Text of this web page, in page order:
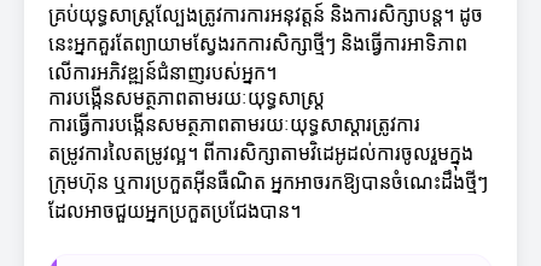
គ្រប់យុទ្ធសាស្ត្រល្បែងត្រូវការការអនុវត្តន៍ និងការសិក្សាបន្ត។ ដូច
នេះអ្នកគួរតែព្យាយាមស្វែងរកការសិក្សាថ្មីៗ និងធ្វើការអាទិភាព
លើការអភិវឌ្ឍន៍ជំនាញរបស់អ្នក។
ការបង្កើនសមត្ថភាពតាមរយៈយុទ្ធសាស្ត្រ
ការធ្វើការបង្កើនសមត្ថភាពតាមរយៈយុទ្ធសាស្តារត្រូវការ
តម្រូវការលៃតម្រូវល្អ។ ពីការសិក្សាតាមវិដេអូដល់ការចូលរួមក្នុង
ក្រុមហ៊ុន ឬការប្រកួតអ៊ីនធឺណិត អ្នកអាចរកឱ្យបានចំណេះដឹងថ្មីៗ
ដែលអាចជួយអ្នកប្រកួតប្រជែងបាន។